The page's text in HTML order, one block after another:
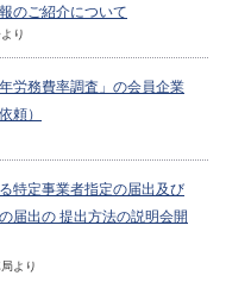
のご紹介について
り
労務費率調査」の会員企業
頼）
特定事業者指定の届出及び
届出の 提出方法の説明会開
より